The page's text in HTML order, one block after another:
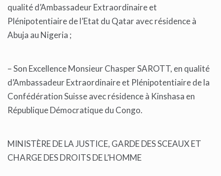
qualité d’Ambassadeur Extraordinaire et
Plénipotentiaire de l’Etat du Qatar avec résidence à
Abuja au Nigeria ;
– Son Excellence Monsieur Chasper SAROTT, en qualité
d’Ambassadeur Extraordinaire et Plénipotentiaire de la
Confédération Suisse avec résidence à Kinshasa en
République Démocratique du Congo.
MINISTÈRE DE LA JUSTICE, GARDE DES SCEAUX ET
CHARGE DES DROITS DE L’HOMME